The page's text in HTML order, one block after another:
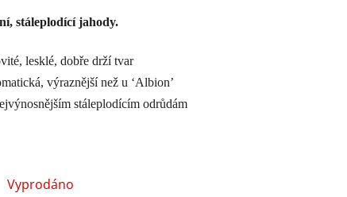
stáleplodící jahody.
lesklé, dobře drží tvar
výraznější než u ‘Albion’
stáleplodícím odrůdám
Vyprodáno